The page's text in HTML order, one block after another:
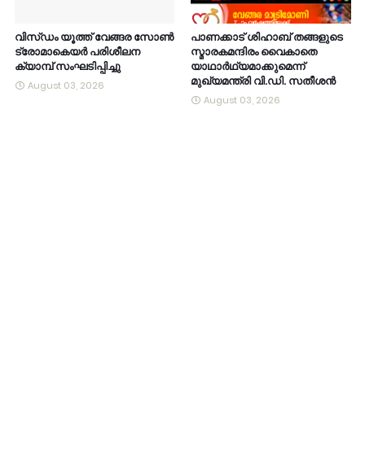
വിസ്ഡം യൂത്ത് വേങ്ങര സോൺ
ട്രോമാകെയർ പരിശീലന
ക്യാമ്പ് സംഘടിപ്പിച്ചു
August 03, 2026
പാണക്കാട് ശിഹാബ് തങ്ങളുടെ
സ്മാരകമന്ദിരം വൈകാതെ
യാഥാർഥ്യമാക്കുമെന്ന്
മുഖ്യമന്ത്രി വി.ഡി. സതീശൻ
August 03, 2026